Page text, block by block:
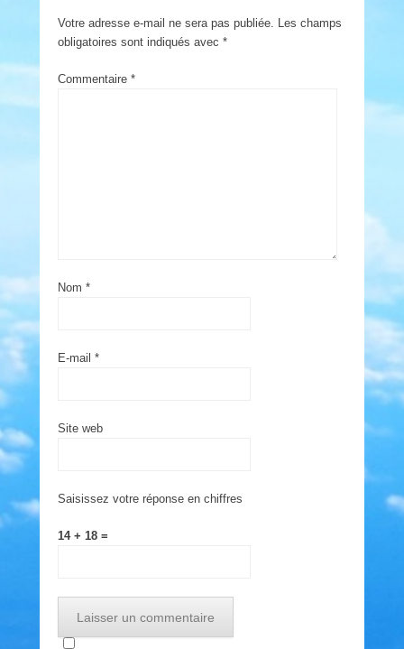
Votre adresse e-mail ne sera pas publiée. Les champs
obligatoires sont indiqués avec *
Commentaire *
Nom *
E-mail *
Site web
Saisissez votre réponse en chiffres
14 + 18 =